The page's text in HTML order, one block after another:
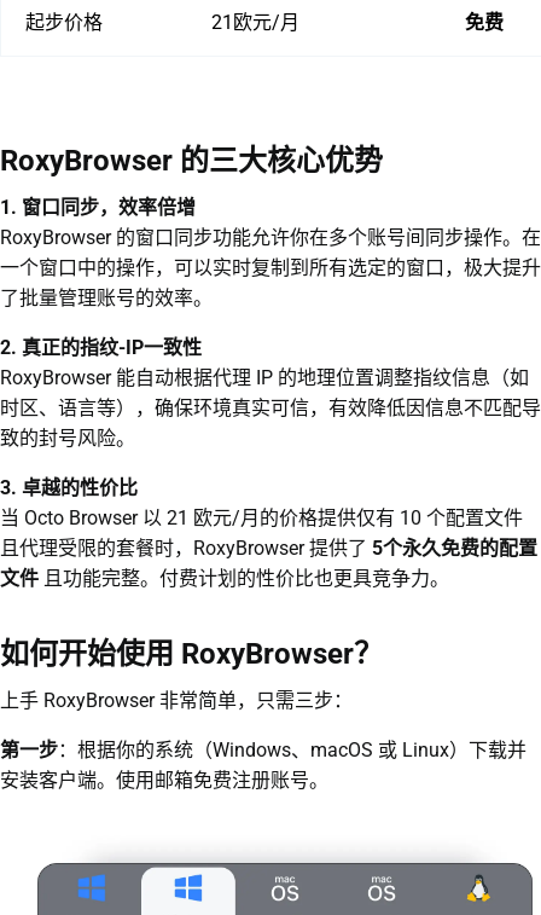
起步价格 21欧元/月 免费
RoxyBrowser 的三大核心优势
1. 窗口同步，效率倍增
RoxyBrowser 的窗口同步功能允许你在多个账号间同步操作。在
一个窗口中的操作，可以实时复制到所有选定的窗口，极大提升
了批量管理账号的效率。
2. 真正的指纹-IP一致性
RoxyBrowser 能自动根据代理 IP 的地理位置调整指纹信息（如
时区、语言等），确保环境真实可信，有效降低因信息不匹配导
致的封号风险。
3. 卓越的性价比
当 Octo Browser 以 21 欧元/月的价格提供仅有 10 个配置文件
且代理受限的套餐时，RoxyBrowser 提供了 5个永久免费的配置
文件 且功能完整。付费计划的性价比也更具竞争力。
如何开始使用 RoxyBrowser？
上手 RoxyBrowser 非常简单，只需三步：
第一步：根据你的系统（Windows、macOS 或 Linux）下载并
安装客户端。使用邮箱免费注册账号。